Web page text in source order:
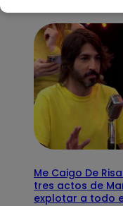
Me Caigo De
tres actos de
explotar a todo